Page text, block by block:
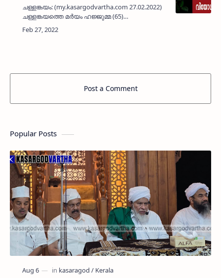
ചള്ളങ്കയം: (my.kasargodvartha.com 27.02.2022)
ചള്ളങ്കയത്തെ മർയം ഹജ്ജുമ്മ (65)
നിര്യാതയായി. പൗരപ്രമുഖനും, സജീവ സുന്നീ
പ്രവർത്തകനും സഹകാരിയുമായിരുന്ന
Post a Comment
Popular Posts